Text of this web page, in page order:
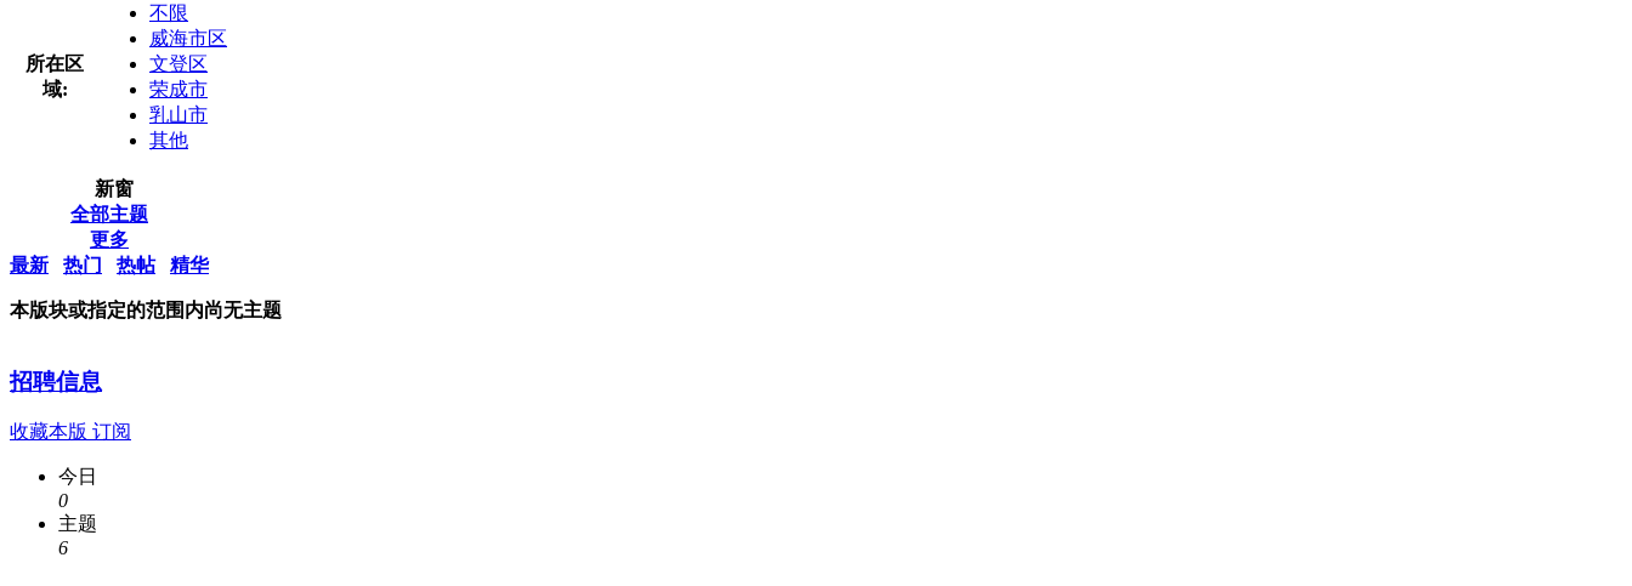
所在区
域:
不限
威海市区
文登区
荣成市
乳山市
其他
新窗
全部主题
更多
最新
热门 热帖 精华
本版块或指定的范围内尚无主题
招聘信息
收藏本版 订阅
今日
0
主题
6